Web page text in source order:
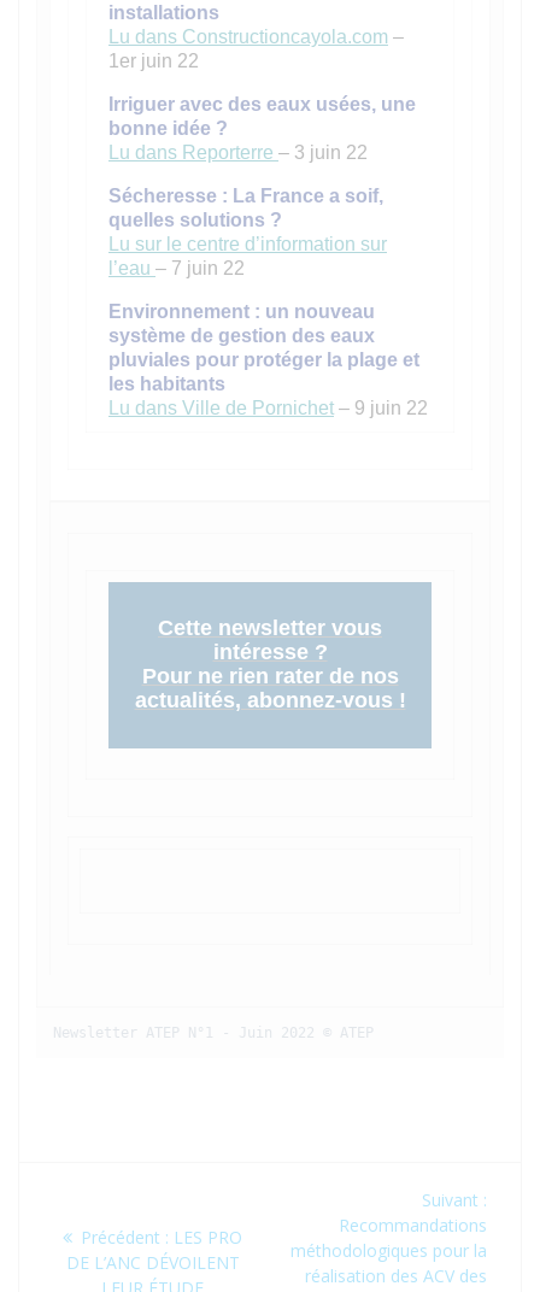
installations
Lu dans Constructioncayola.com –
1er juin 22
Irriguer avec des eaux usées, une
bonne idée ?
Lu dans Reporterre – 3 juin 22
Sécheresse : La France a soif,
quelles solutions ?
Lu sur le centre d’information sur
l’eau – 7 juin 22
Environnement : un nouveau
système de gestion des eaux
pluviales pour protéger la plage et
les habitants
Lu dans Ville de Pornichet – 9 juin 22
Cette newsletter vous
intéresse ?
Pour ne rien rater de nos
actualités, abonnez-vous !
Newsletter ATEP N°1 - Juin 2022 © ATEP
de
Précédent : Article
précédent
LES PRO
DE L’ANC DÉVOILENT
Suivant :
Recommandations
méthodologiques pour la
réalisation des ACV des